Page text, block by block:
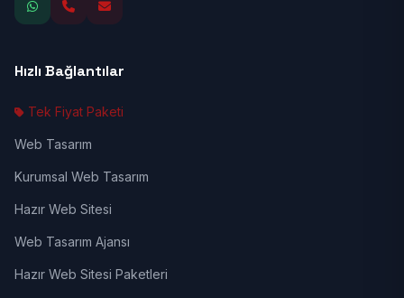
Hızlı Bağlantılar
Tek Fiyat Paketi
Web Tasarım
Kurumsal Web Tasarım
Hazır Web Sitesi
Web Tasarım Ajansı
Hazır Web Sitesi Paketleri